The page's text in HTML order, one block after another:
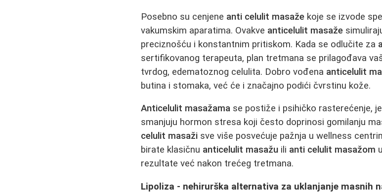
Posebno su cenjene anti celulit masaže koje se izvode
vakumskim aparatima. Ovakve anticelulit masaže
preciznošću i konstantnim pritiskom. Kada se odlučite za
sertifikovanog terapeuta, plan tretmana se prilagođava
tvrdog, edematoznog celulita. Dobro vođena anticelulit
butina i stomaka, već će i značajno podići čvrstinu kože.
Anticelulit masažama se postiže i psihičko rasterećenje,
smanjuju hormon stresa koji često doprinosi gomilanju
celulit masaži sve više posvećuje pažnja u wellness
birate klasičnu anticelulit masažu ili anti celulit masažom
rezultate već nakon trećeg tretmana.
Lipoliza - nehirurška alternativa za uklanjanje masnih